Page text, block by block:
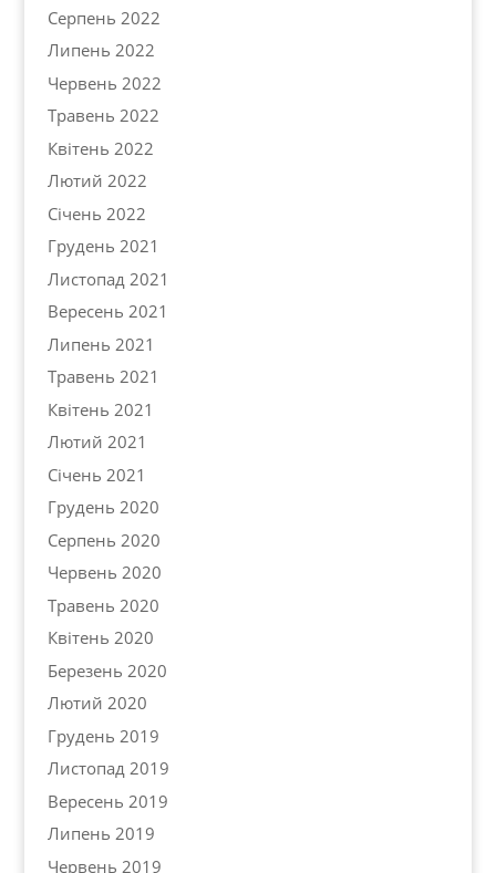
Серпень 2022
Липень 2022
Червень 2022
Травень 2022
Квітень 2022
Лютий 2022
Січень 2022
Грудень 2021
Листопад 2021
Вересень 2021
Липень 2021
Травень 2021
Квітень 2021
Лютий 2021
Січень 2021
Грудень 2020
Серпень 2020
Червень 2020
Травень 2020
Квітень 2020
Березень 2020
Лютий 2020
Грудень 2019
Листопад 2019
Вересень 2019
Липень 2019
Червень 2019